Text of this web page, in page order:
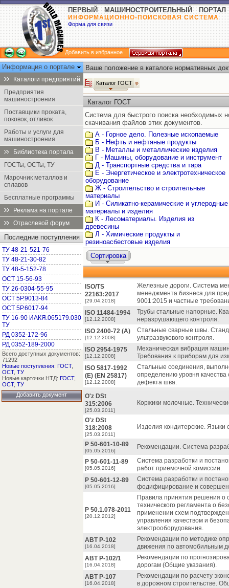
ПЕРВЫЙ МАШИНОСТРОИТЕЛЬНЫЙ ПОРТАЛ
ИНФОРМАЦИОННО-ПОИСКОВАЯ СИСТЕМА
Форма для связи
Добавить в избранное
Информация о портале
Каталоги предприятий
Предприятия
машиностроения
Поставщики проката,
поковок, отливок
Работы и услуги для
машиностроения
Библиотека портала
ГОСТы, ОСТы, ТУ
Марочник металлов и
сплавов
Бесплатные программы
Реклама на портале
Отраслевой форум
Последние поступления
ТУ 48-21-521-76
ТУ 48-21-30-82
ТУ 48-5-152-78
ОСТ 15-56-93
ТУ 26-0304-55-95
ОСТ 5Р.9013-84
ОСТ 5Р.6017-94
ТУ 16-90 ИАКЯ.065179.030
ТУ
РД 0352-172-96
РД 0352-189-2000
Всего доступных документов:
71292
Новые поступления: ГОСТ,
ОСТ, ТУ
Новые карточки НТД: ГОСТ,
ОСТ, ТУ
Добавить документ
Ваше положение в каталоге нормативных
Каталог ГОСТ
Каталог ГОСТ
Система для быстрого поиска необходимых
скачивания файлов этих документов.
А - Горное дело. Полезные ископаемые
Б - Нефть и нефтяные продукты
В - Металлы и металлические изделия
Г - Машины, оборудование и инструмент
Д - Транспортные средства и тара
Е - Энергетическое и электротехническое
оборудование
Ж - Строительство и строительные
материалы
И - Силикатно-керамические и углеродные
материалы и изделия
К - Лесоматериалы. Изделия из
древесины
Л - Химические продукты и
резиноасбестовые изделия
Сортировка
ISO/TS
22163:2017
[29.04.2018]
Железные дороги. Система
менеджмента бизнеса для
9001:2015 и частные
ISО 11484-1994
[12.12.2008]
Трубы стальные напорные.
неразрушающего контроля.
ISО 2400-72 (А)
[12.12.2008]
Стальные сварные швы.
ультразвукового контроля.
ISО 2954-1975
[12.12.2008]
Механическая вибрация
Требования к приборам для
ISО 5817-1992
(E) (EN 25817)
[12.12.2008]
Стальные соединения,
определению уровня
дефекта шва.
O'z DSt
315:2006
[25.03.2011]
Коржики молочные.
O'z DSt
318:2008
[25.03.2011]
Изделия кондитерские. Языки
P 50-601-10-89
[05.05.2016]
Рекомендации. Система
P 50-601-11-89
[05.05.2016]
Система разработки и
работ приемочной комиссии.
P 50-601-12-89
[05.05.2016]
Система разработки и
фодифицирование и
P 50.1.078-2011
[20.12.2012]
Правила принятия решения о
технического регламента о
применении схем
управления качеством и
электрооборудования.
АВТ Р-102
[16.04.2018]
Рекомендации по методике
движения по автомобильным
АВТ Р-102/1
[16.04.2018]
Рекомендации по
дорогам (Общие указания).
АВТ Р-107
[16.04.2018]
Рекомендации по расчету
в дорожном строительстве.